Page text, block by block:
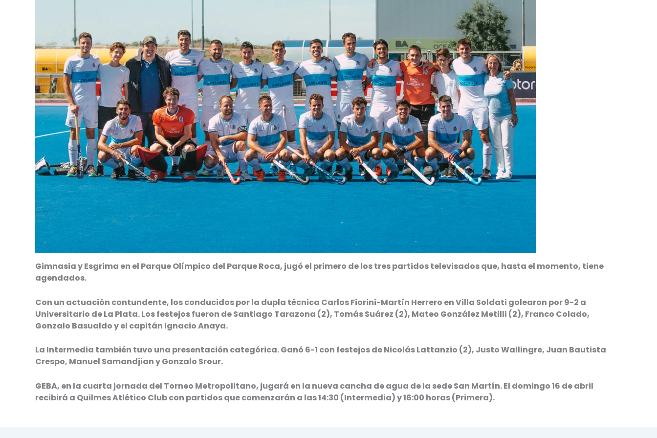
Gimnasia y Esgrima en el Parque Olímpico del Parque Roca, jugó el primero de los tres partidos televisados que, hasta el momento, tiene
agendados.
Con un actuación contundente, los conducidos por la dupla técnica Carlos Fiorini-Martín Herrero en Villa Soldati golearon por 9-2 a
Universitario de La Plata. Los festejos fueron de Santiago Tarazona (2), Tomás Suárez (2), Mateo González Metilli (2), Franco Colado,
Gonzalo Basualdo y el capitán Ignacio Anaya.
La Intermedia también tuvo una presentación categórica. Ganó 6-1 con festejos de Nicolás Lattanzio (2), JustoWallingre, Juan Bautista
Crespo, Manuel Samandjian y Gonzalo Srour.
GEBA, en la cuarta jornada del Torneo Metropolitano, jugará en la nueva cancha de agua de la sede San Martín. El domingo 16 de abril
recibirá a Quilmes Atlético Club con partidos que comenzarán a las 14:30 (Intermedia) y 16:00 horas (Primera).